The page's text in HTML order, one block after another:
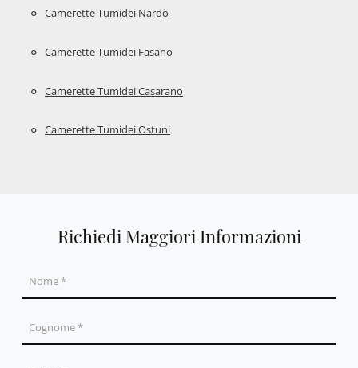
Camerette Tumidei Nardò
Camerette Tumidei Fasano
Camerette Tumidei Casarano
Camerette Tumidei Ostuni
Richiedi Maggiori Informazioni